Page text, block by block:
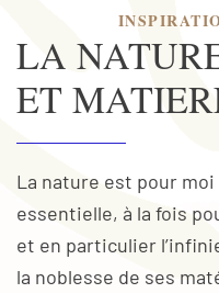
LA
ET
La nature est pour
essentielle, à la fois
et en particulier
la noblesse de ses